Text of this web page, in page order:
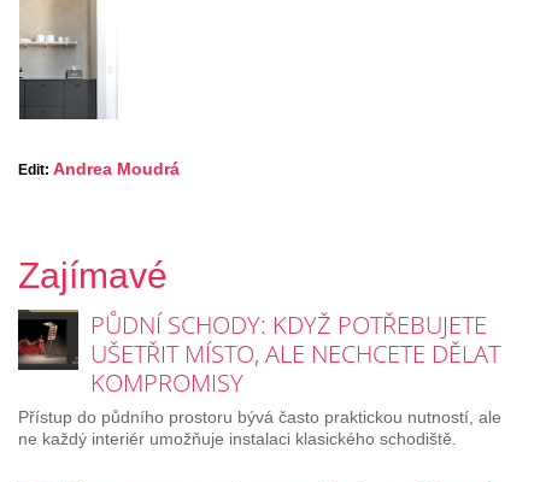
Edit: Andrea Moudrá
Zajímavé
PŮDNÍ SCHODY: KDYŽ POTŘEBUJETE
UŠETŘIT MÍSTO, ALE NECHCETE DĚLAT
KOMPROMISY
Přístup do půdního prostoru bývá často praktickou nutností, ale
ne každý interiér umožňuje instalaci klasického schodiště.